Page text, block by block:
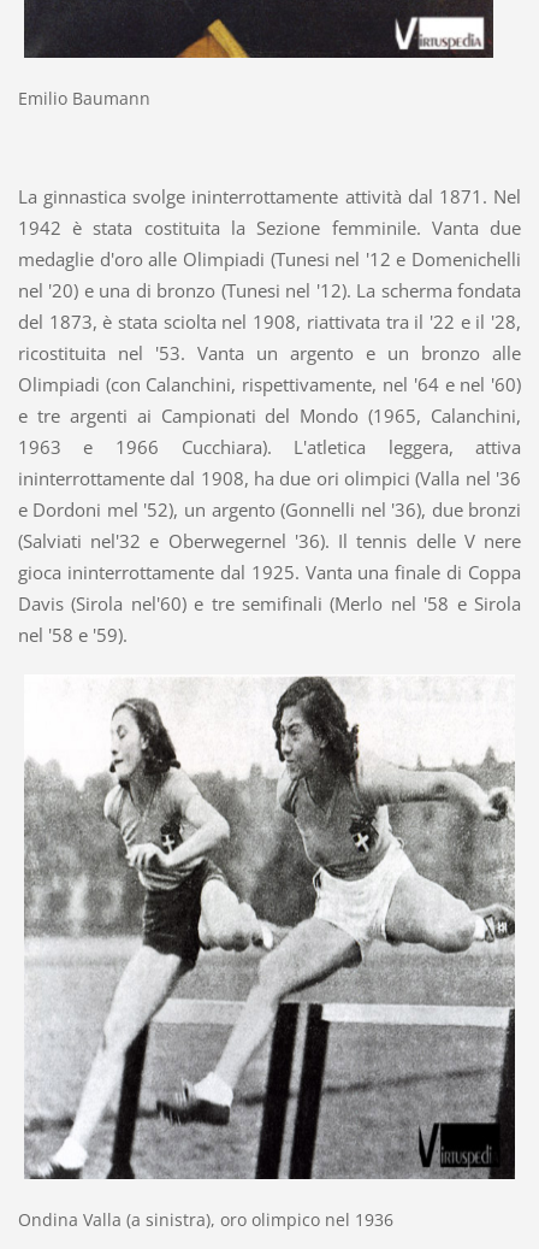
Emilio Baumann
La ginnastica svolge ininterrottamente attività dal 1871. Nel
1942 è stata costituita la Sezione femminile. Vanta due
medaglie d'oro alle Olimpiadi (Tunesi nel '12 e Domenichelli
nel '20) e una di bronzo (Tunesi nel '12). La scherma fondata
del 1873, è stata sciolta nel 1908, riattivata tra il '22 e il '28,
ricostituita nel '53. Vanta un argento e un bronzo alle
Olimpiadi (con Calanchini, rispettivamente, nel '64 e nel '60)
e tre argenti ai Campionati del Mondo (1965, Calanchini,
1963 e 1966 Cucchiara). L'atletica leggera, attiva
ininterrottamente dal 1908, ha due ori olimpici (Valla nel '36
e Dordoni mel '52), un argento (Gonnelli nel '36), due bronzi
(Salviati nel'32 e Oberwegernel '36). Il tennis delle V nere
gioca ininterrottamente dal 1925. Vanta una finale di Coppa
Davis (Sirola nel'60) e tre semifinali (Merlo nel '58 e Sirola
nel '58 e '59).
Ondina Valla (a sinistra), oro olimpico nel 1936